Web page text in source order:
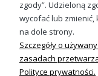
zgody”. Udzieloną
wycofać lub zmienić,
na dole strony.
Szczegóły o
zasadach
Polityce prywatności.